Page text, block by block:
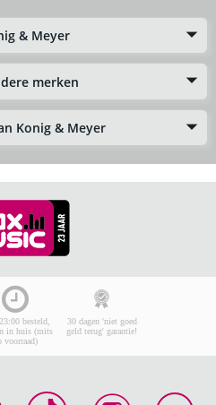
& Meyer
merken
Konig & Meyer
besteld,
in huis (mits
voorraad)
30 dagen 'niet goed
geld terug' garantie!